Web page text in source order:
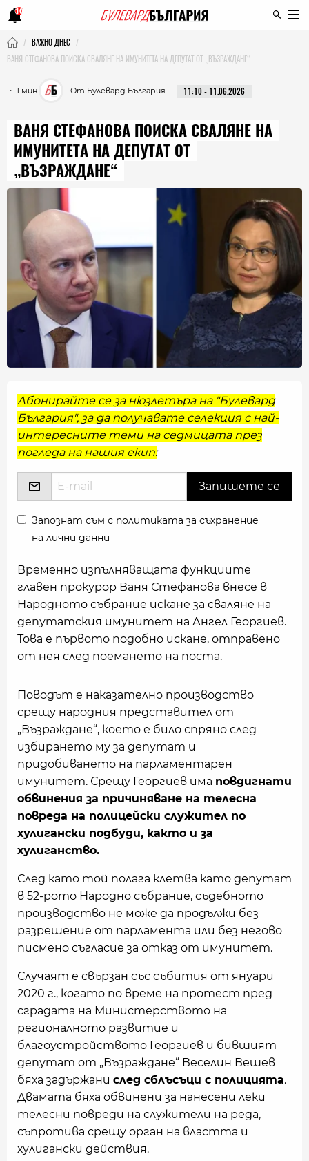
10
ВАЖНО ДНЕС
ВАНЯ СТЕФАНОВА ПОИСКА СВАЛЯНЕ НА ИМУНИТЕТА НА ДЕПУТАТ ОТ „ВЪЗРАЖДАНЕ“
・ 1 мин. От Булевард България 11:10 - 11.06.2026
ВАНЯ СТЕФАНОВА ПОИСКА СВАЛЯНЕ НА
ИМУНИТЕТА НА ДЕПУТАТ ОТ
„ВЪЗРАЖДАНЕ“
Абонирайте се за нюзлетъра на "Булевард
България", за да получавате селекция с най-
интересните теми на седмицата през
погледа на нашия екип:
Запознат съм с политиката за съхранение
на лични данни
Временно изпълняващата функциите
главен прокурор Ваня Стефанова внесе в
Народното събрание искане за сваляне на
депутатския имунитет на Ангел Георгиев.
Това е първото подобно искане, отправено
от нея след поемането на поста.
Поводът е наказателно производство
срещу народния представител от
„Възраждане“, което е било спряно след
избирането му за депутат и
придобиването на парламентарен
имунитет. Срещу Георгиев има повдигнати
обвинения за причиняване на телесна
повреда на полицейски служител по
хулигански подбуди, както и за
хулиганство.
След като той полага клетва като депутат
в 52-рото Народно събрание, съдебното
производство не може да продължи без
разрешение от парламента или без негово
писмено съгласие за отказ от имунитет.
Случаят е свързан със събития от януари
2020 г., когато по време на протест пред
сградата на Министерството на
регионалното развитие и
благоустройството Георгиев и бившият
депутат от „Възраждане“ Веселин Вешев
бяха задържани след сблъсъци с полицията.
Двамата бяха обвинени за нанесени леки
телесни повреди на служители на реда,
съпротива срещу орган на властта и
хулигански действия.